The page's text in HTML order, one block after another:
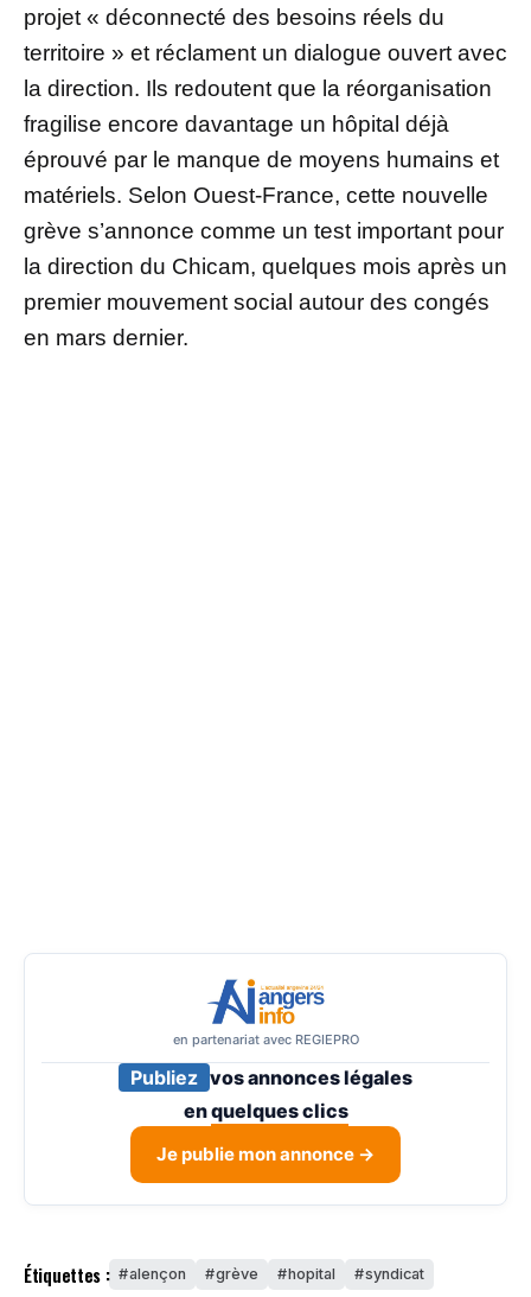
projet « déconnecté des besoins réels du
territoire » et réclament un dialogue ouvert avec
la direction. Ils redoutent que la réorganisation
fragilise encore davantage un hôpital déjà
éprouvé par le manque de moyens humains et
matériels. Selon Ouest-France, cette nouvelle
grève s’annonce comme un test important pour
la direction du Chicam, quelques mois après un
premier mouvement social autour des congés
en mars dernier.
en partenariat avec REGIEPRO
Publiez vos annonces légales
enquelques clics
Je publie mon annonce →
Étiquettes : alençon grève hopital syndicat